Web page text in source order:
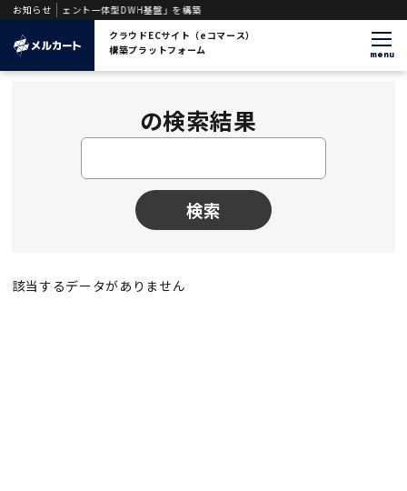
お知らせ
エージェント一体型DWH基盤」を構築
クラウドECサイト（eコマース）
構築プラットフォーム
menu
の検索結果
検索
該当するデータがありません